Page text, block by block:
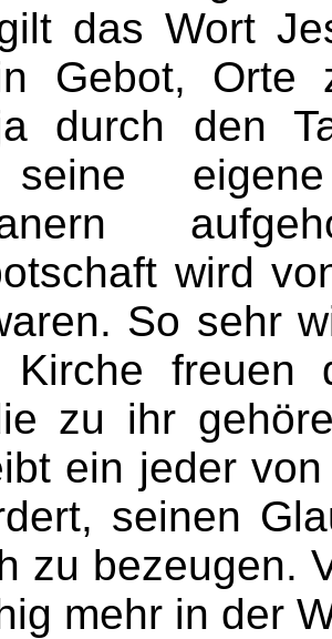
das Wort
Gebot, Orte
durch den
eigene
wird
So sehr
Kirche
zu ihr
ein jeder
seinen
zu bezeugen.
mehr in der